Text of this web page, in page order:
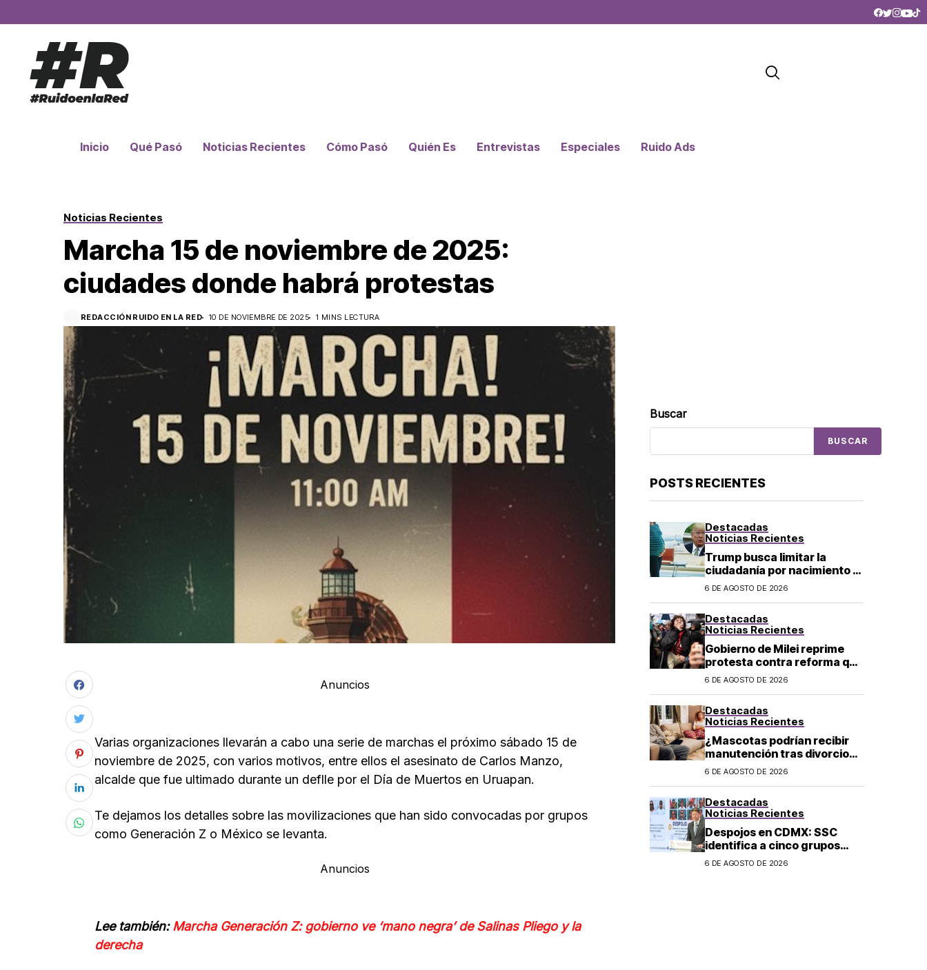
Inicio Qué Pasó Noticias Recientes Cómo Pasó Quién Es Entrevistas Especiales Ruido Ads
Noticias Recientes
Marcha 15 de noviembre de 2025:
ciudades donde habrá protestas
REDACCIÓN RUIDO EN LA RED 10 DE NOVIEMBRE DE 2025 1 MINS LECTURA
Anuncios
Varias organizaciones llevarán a cabo una serie de marchas el próximo sábado 15 de
noviembre de 2025, con varios motivos, entre ellos el asesinato de Carlos Manzo,
alcalde que fue ultimado durante un deflle por el Día de Muertos en Uruapan.
Te dejamos los detalles sobre las movilizaciones que han sido convocadas por grupos
como Generación Z o México se levanta.
Anuncios
Lee también:Marcha Generación Z: gobierno ve ‘mano negra’ de Salinas Pliego y la
derecha
Buscar
BUSCAR
POSTS RECIENTES
Destacadas
Noticias Recientes
Trump busca limitar la
ciudadanía por nacimiento y
el «turismo de parto» en EU;
6 DE AGOSTO DE 2026
Destacadas
Noticias Recientes
Gobierno de Milei reprime
protesta contra reforma que
permite la venta de tierra a
6 DE AGOSTO DE 2026
Destacadas
Noticias Recientes
¿Mascotas podrían recibir
manutención tras divorcio
de sus dueños en CDMX?
6 DE AGOSTO DE 2026
Destacadas
Noticias Recientes
Despojos en CDMX: SSC
identifica a cinco grupos
criminales vinculados a este
6 DE AGOSTO DE 2026